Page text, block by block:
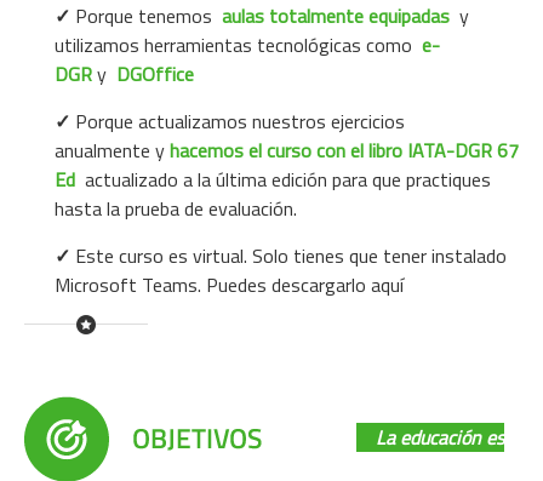
✓ Porque tenemos aulas totalmente equipadas y
utilizamos herramientas tecnológicas como e-
DGRy DGOffice
✓ Porque actualizamos nuestros ejercicios
anualmente yhacemos el curso con el libro IATA-DGR 67
Ed actualizado a la última edición para que practiques
hasta la prueba de evaluación.
✓ Este curso es virtual. Solo tienes que tener instalado
Microsoft Teams. Puedes descargarlo aquí
La educación es